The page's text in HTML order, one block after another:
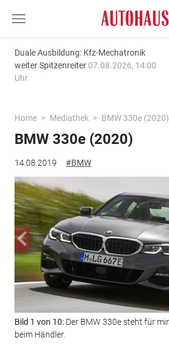
Duale Ausbildung: Kfz-Mechatronik
weiter Spitzenreiter 07.08.2026, 14:00
Uhr
Home Mediathek BMW 330e (2020)
14.08.2019 #BMW
BMW 330e (2020)
Bild 1 von 10: Der BMW 330e steht für
beim Händler.